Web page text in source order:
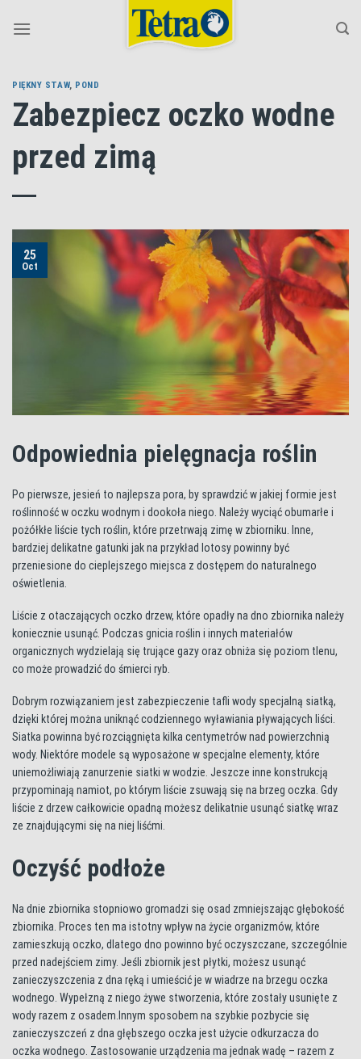
PIĘKNY STAW, POND
Zabezpiecz oczko wodne
przed zimą
25
Oct
Odpowiednia pielęgnacja roślin
Po pierwsze, jesień to najlepsza pora, by sprawdzić w jakiej formie jest
roślinność w oczku wodnym i dookoła niego. Należy wyciąć obumarłe i
pożółkłe liście tych roślin, które przetrwają zimę w zbiorniku. Inne,
bardziej delikatne gatunki jak na przykład lotosy powinny być
przeniesione do cieplejszego miejsca z dostępem do naturalnego
oświetlenia.
Liście z otaczających oczko drzew, które opadły na dno zbiornika należy
koniecznie usunąć. Podczas gnicia roślin i innych materiałów
organicznych wydzielają się trujące gazy oraz obniża się poziom tlenu,
co może prowadzić do śmierci ryb.
Dobrym rozwiązaniem jest zabezpieczenie tafli wody specjalną siatką,
dzięki której można uniknąć codziennego wyławiania pływających liści.
Siatka powinna być rozciągnięta kilka centymetrów nad powierzchnią
wody. Niektóre modele są wyposażone w specjalne elementy, które
uniemożliwiają zanurzenie siatki w wodzie. Jeszcze inne konstrukcją
przypominają namiot, po którym liście zsuwają się na brzeg oczka. Gdy
liście z drzew całkowicie opadną możesz delikatnie usunąć siatkę wraz
ze znajdującymi się na niej liśćmi.
Oczyść podłoże
Na dnie zbiornika stopniowo gromadzi się osad zmniejszając głębokość
zbiornika. Proces ten ma istotny wpływ na życie organizmów, które
zamieszkują oczko, dlatego dno powinno być oczyszczane, szczególnie
przed nadejściem zimy. Jeśli zbiornik jest płytki, możesz usunąć
zanieczyszczenia z dna ręką i umieścić je w wiadrze na brzegu oczka
wodnego. Wypełzną z niego żywe stworzenia, które zostały usunięte z
wody razem z osadem.Innym sposobem na szybkie pozbycie się
zanieczyszczeń z dna głębszego oczka jest użycie odkurzacza do
oczka wodnego. Zastosowanie urządzenia ma jednak wadę – razem z